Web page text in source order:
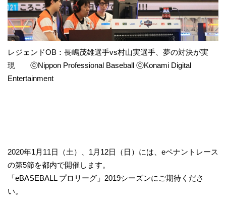
レジェンドOB：長嶋茂雄選手vs村山実選手、夢の対決が実
現 ⓒNippon Professional Baseball ⓒKonami Digital
Entertainment
2020年1月11日（土）、1月12日（日）には、eペナントレース
の第5節を都内で開催します。
「eBASEBALL プロリーグ」2019シーズンにご期待くださ
い。